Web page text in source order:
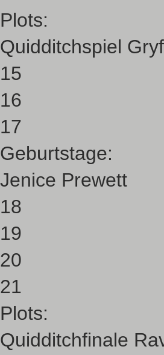
Plots:
Quidditchspiel
15
16
17
Geburtstage:
Jenice Prewett
18
19
20
21
Plots:
Quidditchfinale